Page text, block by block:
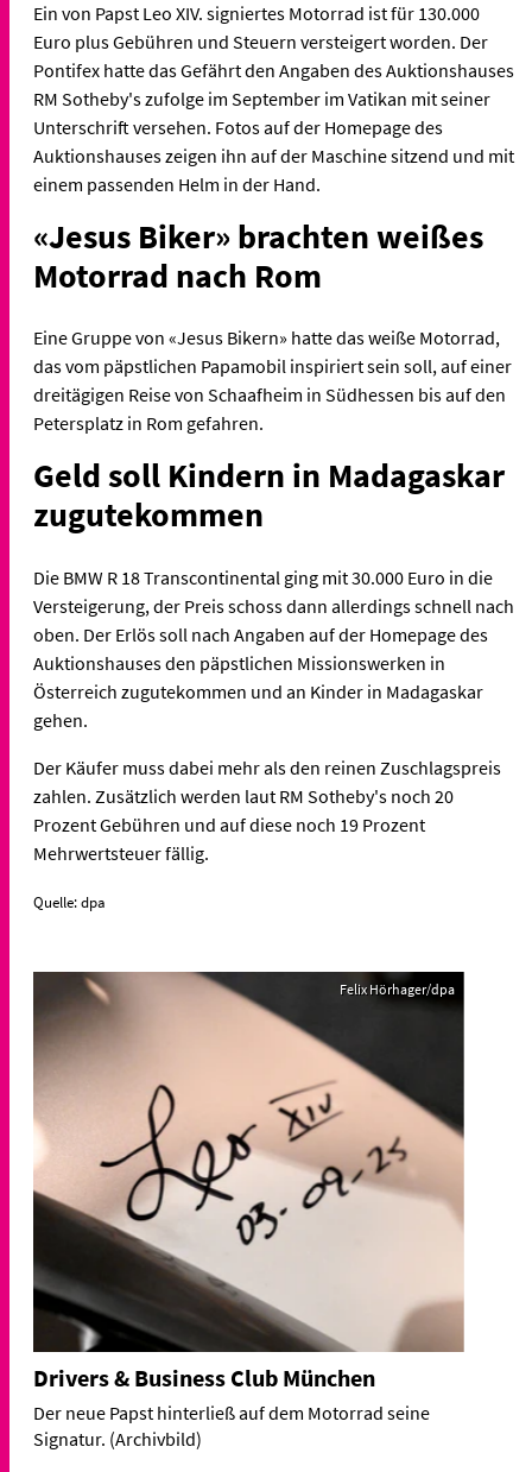
Ein von Papst Leo XIV. signiertes Motorrad ist für 130.000
Euro plus Gebühren und Steuern versteigert worden. Der
Pontifex hatte das Gefährt den Angaben des Auktionshauses
RM Sotheby's zufolge im September im Vatikan mit seiner
Unterschrift versehen. Fotos auf der Homepage des
Auktionshauses zeigen ihn auf der Maschine sitzend und mit
einem passenden Helm in der Hand.
«Jesus Biker» brachten weißes
Motorrad nach Rom
Eine Gruppe von «Jesus Bikern» hatte das weiße Motorrad,
das vom päpstlichen Papamobil inspiriert sein soll, auf einer
dreitägigen Reise von Schaafheim in Südhessen bis auf den
Petersplatz in Rom gefahren.
Geld soll Kindern in Madagaskar
zugutekommen
Die BMW R 18 Transcontinental ging mit 30.000 Euro in die
Versteigerung, der Preis schoss dann allerdings schnell nach
oben. Der Erlös soll nach Angaben auf der Homepage des
Auktionshauses den päpstlichen Missionswerken in
Österreich zugutekommen und an Kinder in Madagaskar
gehen.
Der Käufer muss dabei mehr als den reinen Zuschlagspreis
zahlen. Zusätzlich werden laut RM Sotheby's noch 20
Prozent Gebühren und auf diese noch 19 Prozent
Mehrwertsteuer fällig.
Quelle: dpa
Felix Hörhager/dpa
Drivers & Business Club München
Der neue Papst hinterließ auf dem Motorrad seine
Signatur. (Archivbild)